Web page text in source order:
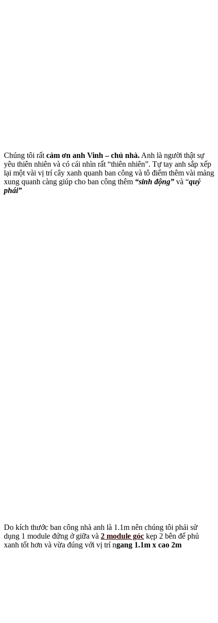
Chúng tôi rất cảm ơn anh Vinh – chủ nhà. Anh là người thật sự
yêu thiên nhiên và có cái nhìn rất “thiên nhiên”. Tự tay anh sắp xếp
lại một vài vị trí cây xanh quanh ban công và tô điểm thêm vài mảng
xung quanh càng giúp cho ban công thêm “sinh động” và “quý
phái”
Do kích thước ban công nhà anh là 1.1m nên chúng tôi phải sử
dụng 1 module đứng ở giữa và 2 module góc kẹp 2 bên để phủ
xanh tốt hơn và vừa đúng với vị trí ngang 1.1m x cao 2m